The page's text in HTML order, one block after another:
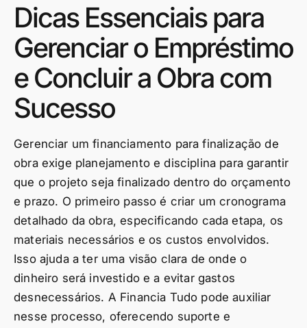
Dicas Essenciais para
Gerenciar o Empréstimo
e Concluir a Obra com
Sucesso
Gerenciar um financiamento para finalização de
obra exige planejamento e disciplina para garantir
que o projeto seja finalizado dentro do orçamento
e prazo. O primeiro passo é criar um cronograma
detalhado da obra, especificando cada etapa, os
materiais necessários e os custos envolvidos.
Isso ajuda a ter uma visão clara de onde o
dinheiro será investido e a evitar gastos
desnecessários. A Financia Tudo pode auxiliar
nesse processo, oferecendo suporte e